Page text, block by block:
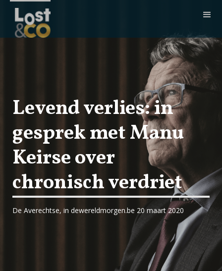
Levend verlies: in
gesprek met Manu
Keirse over
chronisch verdriet
De Averechtse, in dewereldmorgen.be 20 maart 2020